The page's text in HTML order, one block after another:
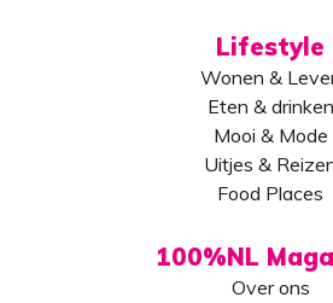
Lifestyle
Wonen &
Eten & drinken
Mooi & Mode
Uitjes &
Food Places
100%NL
Over ons